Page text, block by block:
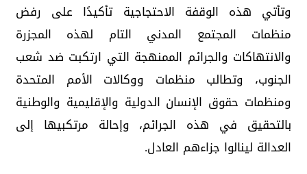
وتأتي هذه الوقفة الاحتجاجية تأكيدًا على رفض
منظمات المجتمع المدني التام لهذه المجزرة
والانتهاكات والجرائم الممنهجة التي ارتكبت ضد شعب
الجنوب، وتطالب منظمات ووكالات الأمم المتحدة
ومنظمات حقوق الإنسان الدولية والإقليمية والوطنية
بالتحقيق في هذه الجرائم، وإحالة مرتكبيها إلى
العدالة لينالوا جزاءهم العادل.